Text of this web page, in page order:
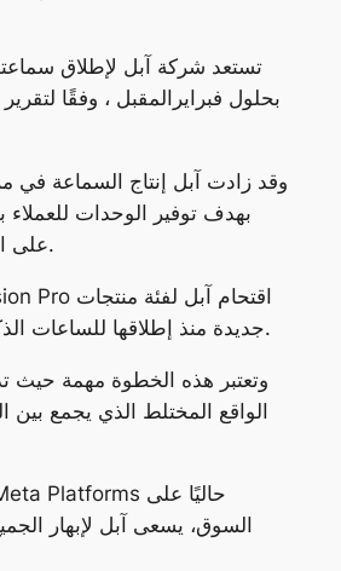
تستعد شركة آبل لإطلاق
وقد زادت آبل إنتاج السماعة في
بهدف توفير الوحدات للعملاء
على الرفوف في فبراير.
جديدة منذ إطلاقها للساعات الذكية في عام 2015.
وتعتبر هذه الخطوة مهمة حيث
الواقع المختلط الذي يجمع بين
السوق، يسعى آبل لإبهار